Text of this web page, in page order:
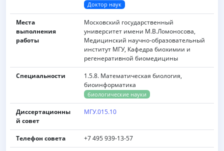
Доктор наук
Места
выполнения
работы
Московский государственный
университет имени M.B.Ломоносова,
Медицинский научно-образовательный
институт МГУ, Кафедра биохимии и
регенеративной биомедицины
Специальности
1.5.8. Математическая биология,
биоинформатика
биологические науки
Диссертационны
й совет
МГУ.015.10
Телефон совета +7 495 939-13-57